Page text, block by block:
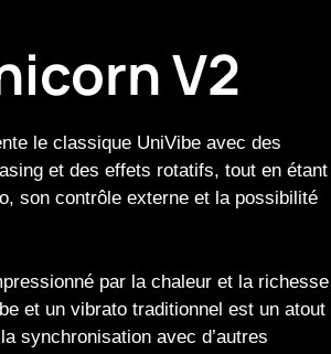
V2
le classique UniVibe avec des
et des effets rotatifs, tout en étant
son contrôle externe et la possibilité
par la chaleur et la richesse
et un vibrato traditionnel est un atout
synchronisation avec d’autres